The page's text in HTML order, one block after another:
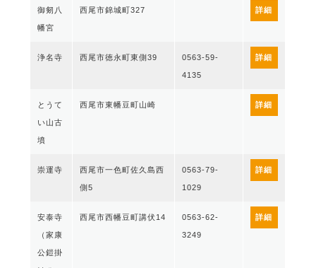
御剱八
幡宮
西尾市錦城町327 詳細
浄名寺 西尾市徳永町東側39 0563-59-
4135
詳細
とうて
い山古
墳
西尾市東幡豆町山崎 詳細
崇運寺 西尾市一色町佐久島西
側5
0563-79-
1029
詳細
安泰寺
（家康
公鎧掛
西尾市西幡豆町講伏14 0563-62-
3249
詳細